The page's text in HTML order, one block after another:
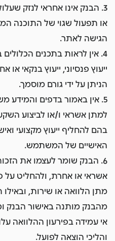
3. הבנק אינו אחראי לנזק
או תפעול שגוי של התוכנה
הגישה לאתר.
4. אין לראות בתכנים
ייעוץ פנסיוני, ייעוץ בנקאי
הניתן על ידי גורם מוסמך.
5. אין באמור בדפים והמידע
למתן אשראי ו/או לביצוע
בהם להחליף ייעוץ מקצועי
האישיים של המשתמש.
6. הבנק שומר לעצמו את
אשראי או אחרת, ולהחליט על
מתן הלוואה או שירות,
מהבנק מותנה באישור הבנק
אי עמידה בפירעון ההלוואה
והליכי הוצאה לפועל.